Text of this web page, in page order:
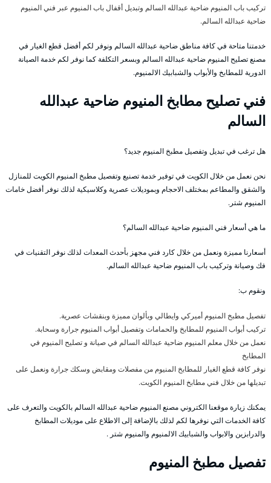
تركيب باب المنيوم ضاحية عبدالله السالم وتبديل أقفال باب المنيوم عبر فني المنيوم
ضاحية عبدالله السالم.
خدمتنا متاحة في كافة مناطق ضاحية عبدالله السالم ونوفر لكم أفضل قطع الغيار في
مصنع تصليح المنيوم ضاحية عبدالله السالم وبسعر التكلفة كما نوفر لكم خدمة الصيانة
الدورية للمطابخ والأبواب والشبابيك الالمنيوم.
فني تصليح مطابخ المنيوم ضاحية عبدالله
السالم
هل ترغب في تبديل وتفصيل مطبخ المنيوم جديد؟
نحن نعمل من خلال الكويت في توفير خدمة تصنيع وتفصيل مطبخ المنيوم الكويت للمنازل
والشقق والمطاعم بمختلف الاحجام وبموديلات عصرية وكلاسيكية لذلك نوفر أفضل خامات
المنيوم شتر.
ما هي أسعار فني المنيوم ضاحية عبدالله السالم؟
أسعارنا مميزة ونعمل من خلال كارد فني مجهز بأحدث المعدات لذلك نوفر التقنيات في
فك وصيانة وتركيب باب المنيوم ضاحية عبدالله السالم.
ونقوم ب:
تفصيل مطبخ المنيوم أميركي وايطالي وبألوان مميزة وبنقشات عصرية.
تركيب أبواب المنيوم للمطابخ والحمامات وتفصيل أبواب المنيوم جرارة وسحابة.
نعمل من خلال معلم المنيوم ضاحية عبدالله السالم في صيانة و تصليح المنيوم في
المطابخ
نوفر كافة قطع الغيار للمطابخ المنيوم من مفصلات ومقابض وسكك جرارة ونعمل على
تبديلها من خلال فني مطابخ المنيوم الكويت.
يمكنك زيارة موقعنا الكتروني مصنع المنيوم ضاحية عبدالله السالم بالكويت والتعرف على
كافة الخدمات التي نوفرها لكم لذلك بالإضافة إلى الاطلاع على موديلات المطابخ
والدرابزين والابواب والشبابيك الالمنيوم والمنيوم شتر .
تفصيل مطبخ المنيوم